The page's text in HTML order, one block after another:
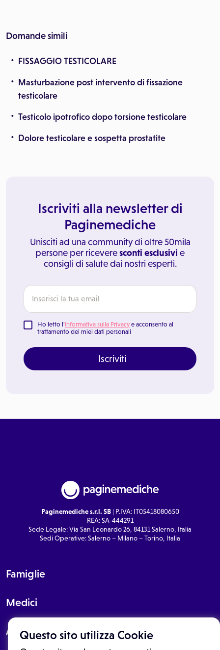
Questo sito utilizza Cookie
Domande simili
FISSAGGIO TESTICOLARE
Masturbazione post intervento di fissazione
testicolare
Testicolo ipotrofico dopo torsione testicolare
Dolore testicolare e sospetta prostatite
Iscriviti alla newsletter di
Paginemediche
Unisciti ad una community di oltre 50mila
persone per riceveresconti esclusivi e
consigli di salute dai nostri esperti.
Ho letto l'Informativa sulla Privacy e acconsento al
trattamento dei miei dati personali
Iscriviti
Paginemediche s.r.l. SB| P.IVA: IT05418080650
REA: SA-444291
Sede Legale: Via San Leonardo 26, 84131 Salerno, Italia
Sedi Operative: Salerno – Milano – Torino, Italia
Famiglie
Medici
About